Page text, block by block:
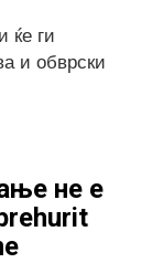
ќе ги
и обврски
не е